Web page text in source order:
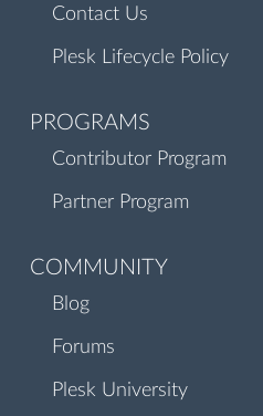
Contact Us
Plesk Lifecycle Policy
PROGRAMS
Contributor Program
Partner Program
COMMUNITY
Blog
Forums
Plesk University